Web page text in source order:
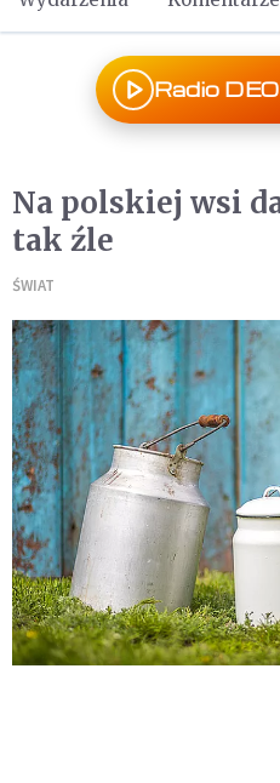
Radio
Na polskiej wsi
tak źle
ŚWIAT